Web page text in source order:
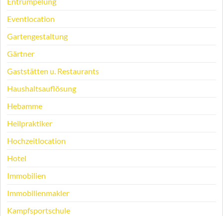
Eventlocation
Gartengestaltung
Gärtner
Gaststätten u. Restaurants
Haushaltsauflösung
Hebamme
Heilpraktiker
Hochzeitlocation
Hotel
Immobilien
Immobilienmakler
Kampfsportschule